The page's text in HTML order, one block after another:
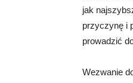
jak
przyczynę i
prowadzić
Wezwanie